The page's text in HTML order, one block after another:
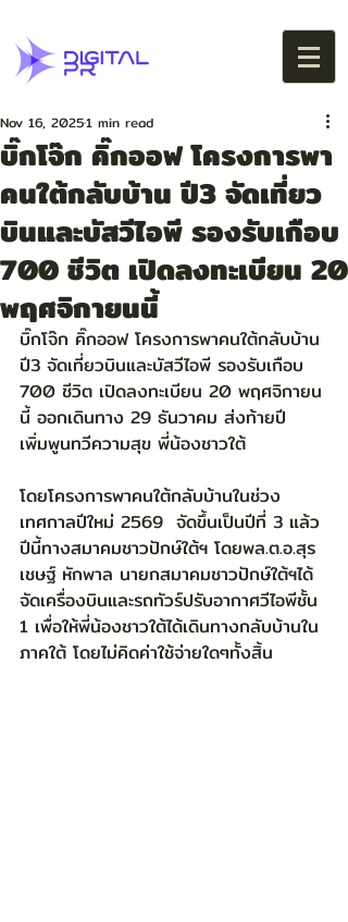
บิ๊กโจ๊ก คิ๊กออฟ โครงการพา
คนใต้กลับบ้าน ปี3 จัดเที่ยว
บินและบัสวีไอพี รองรับเกือบ
700 ชีวิต เปิดลงทะเบียน 20
พฤศจิกายนนี้
Nov 16, 20251 min read
บิ๊กโจ๊ก คิ๊กออฟ โครงการพาคนใต้กลับบ้าน
ปี3 จัดเที่ยวบินและบัสวีไอพี รองรับเกือบ
700 ชีวิต เปิดลงทะเบียน 20 พฤศจิกายน
นี้ ออกเดินทาง 29 ธันวาคม ส่งท้ายปี
เพิ่มพูนทวีความสุข พี่น้องชาวใต้
โดยโครงการพาคนใต้กลับบ้านในช่วง
เทศกาลปีใหม่ 2569  จัดขึ้นเป็นปีที่ 3 แล้ว
ปีนี้ทางสมาคมชาวปักษ์ใต้ฯ โดยพล.ต.อ.สุร
เชษฐ์ หักพาล นายกสมาคมชาวปักษ์ใต้ฯได้
จัดเครื่องบินและรถทัวร์ปรับอากาศวีไอพีชั้น
1 เพื่อให้พี่น้องชาวใต้ได้เดินทางกลับบ้านใน
ภาคใต้ โดยไม่คิดค่าใช้จ่ายใดๆทั้งสิ้น